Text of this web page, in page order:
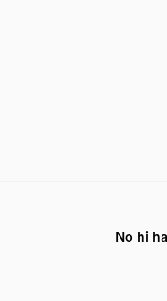
No hi